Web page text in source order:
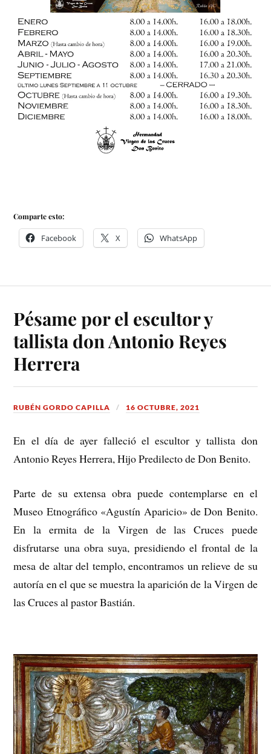
Comparte esto:
Facebook X WhatsApp
Pésame por el escultor y
tallista don Antonio Reyes
Herrera
RUBÉN GORDO CAPILLA 16 OCTUBRE, 2021
En el día de ayer falleció el escultor y tallista don
Antonio Reyes Herrera, Hijo Predilecto de Don Benito.
Parte de su extensa obra puede contemplarse en el
Museo Etnográfico «Agustín Aparicio» de Don Benito.
En la ermita de la Virgen de las Cruces puede
disfrutarse una obra suya, presidiendo el frontal de la
mesa de altar del templo, encontramos un relieve de su
autoría en el que se muestra la aparición de la Virgen de
las Cruces al pastor Bastián.